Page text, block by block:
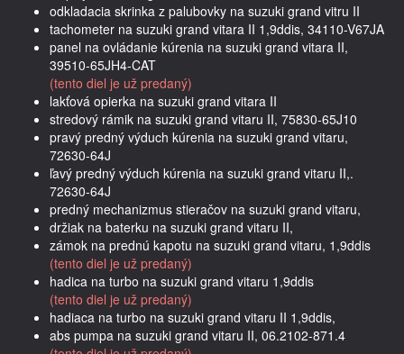
odkladacia skrinka z palubovky na suzuki grand vitru II
tachometer na suzuki grand vitara II 1,9ddis, 34110-V67JA
panel na ovládanie kúrenia na suzuki grand vitara II,
39510-65JH4-CAT
(tento diel je už predaný)
lakťová opierka na suzuki grand vitara II
stredový rámik na suzuki grand vitaru II, 75830-65J10
pravý predný výduch kúrenia na suzuki grand vitaru,
72630-64J
ľavý predný výduch kúrenia na suzuki grand vitaru II,.
72630-64J
predný mechanizmus stieračov na suzuki grand vitaru,
držiak na baterku na suzuki grand vitaru II,
zámok na prednú kapotu na suzuki grand vitaru, 1,9ddis
(tento diel je už predaný)
hadica na turbo na suzuki grand vitaru 1,9ddis
(tento diel je už predaný)
hadiaca na turbo na suzuki grand vitaru II 1,9ddis,
abs pumpa na suzuki grand vitaru II, 06.2102-871.4